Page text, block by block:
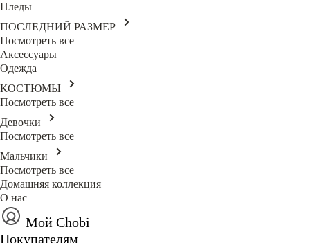
Пледы
ПОСЛЕДНИЙ РАЗМЕР
Посмотреть все
Аксессуары
Одежда
КОСТЮМЫ
Посмотреть все
Девочки
Посмотреть все
Мальчики
Посмотреть все
Домашняя коллекция
О нас
Мой Chobi
Покупателям